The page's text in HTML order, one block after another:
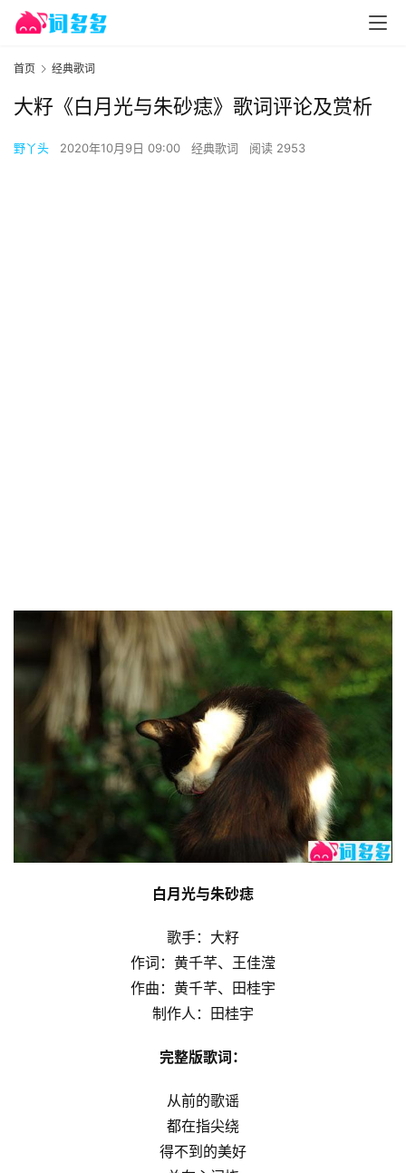
首页 经典歌词
大籽《白月光与朱砂痣》歌词评论及赏析
野丫头 2020年10月9日 09:00 经典歌词 阅读 2953
白月光与朱砂痣
歌手：大籽
作词：黄千芊、王佳滢
作曲：黄千芊、田桂宇
制作人：田桂宇
完整版歌词：
从前的歌谣
都在指尖绕
得不到的美好